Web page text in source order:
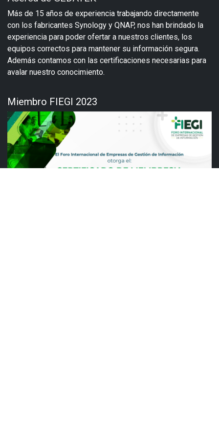
Más de 15 años de experiencia trabajando directamente
con los fabricantes Synology y QNAP, nos han brindado la
experiencia para poder ofertar a nuestros clientes, los
equipos correctos para mantener su información segura.
Además contamos con las certificaciones necesarias para
avalar nuestro conocimiento.
Miembro FIEGI 2023